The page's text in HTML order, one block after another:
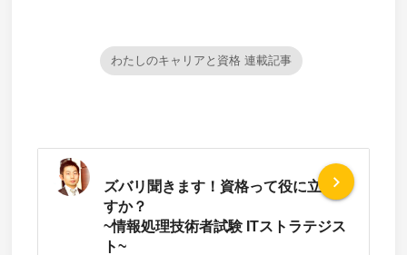
わたしのキャリアと資格 連載記事
ズバリ聞きます！資格って役に立ちま
すか？
~情報処理技術者試験 ITストラテジス
ト~
navigate_next